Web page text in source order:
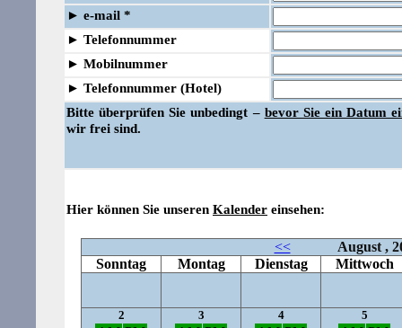
► e-mail *
► Telefonnummer
► Mobilnummer
► Telefonnummer (Hotel)
Bitte überprüfen Sie unbedingt – bevor Sie ein Datum
wir frei sind.
Hier können Sie unseren Kalender einsehen: